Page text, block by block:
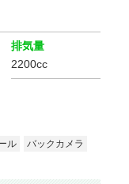
排気量
2200cc
ル
バックカメラ